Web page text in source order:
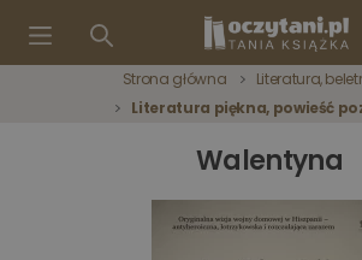
Strona główna
Literatura,
Literatura piękna, powieść
Walentyna